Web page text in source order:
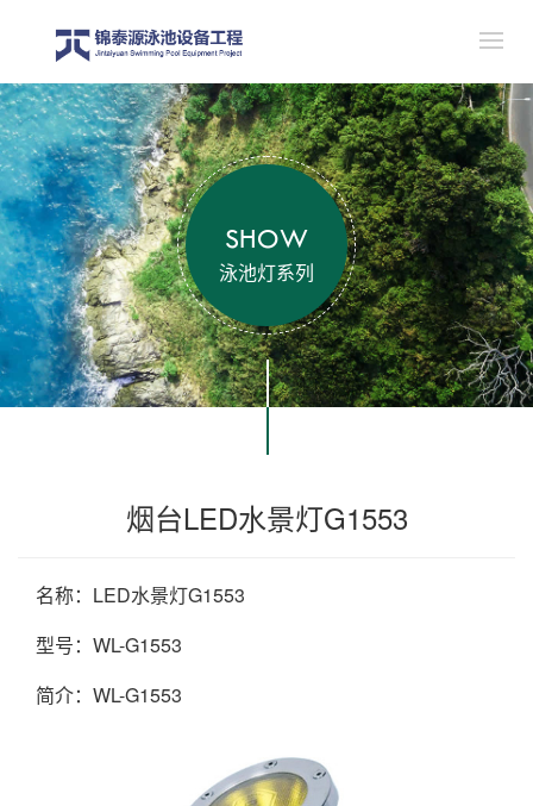
SHOW
泳池灯系列
烟台LED水景灯G1553
名称：LED水景灯G1553
型号：WL-G1553
简介：WL-G1553